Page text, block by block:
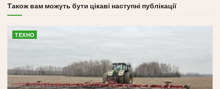
Також вам можуть бути цікаві наступні публікації
ТЕХНО